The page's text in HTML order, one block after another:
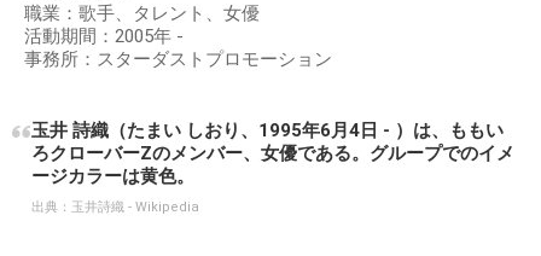
職業：歌手、タレント、女優
活動期間：2005年 -
事務所：スターダストプロモーション
玉井 詩織（たまい しおり、1995年6月4日 - ）は、ももい
ろクローバーZのメンバー、女優である。グループでのイメ
ージカラーは黄色。
出典： 玉井詩織 - Wikipedia